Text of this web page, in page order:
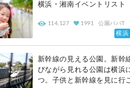
横浜・湘南イベントリスト
114,127 1991 公園パパT
横浜
新幹線の見える公園。新幹
びながら見れる公園は横浜
つ。子供と新幹線を見に行